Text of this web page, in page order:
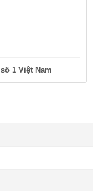
số 1 Việt Nam